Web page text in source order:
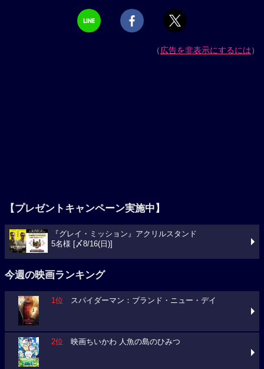
（広告を非表示にするには）
【プレゼントキャンペーン実施中】
『グレイ・ミッション』アクリルスタンド
5名様 [〆8/16(日)]
今週の映画ランキング
1位 スパイダーマン：ブランド・ニュー・デイ
2位 映画ちいかわ 人魚の島のひみつ